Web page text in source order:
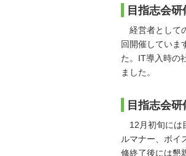
目指志会研
経営者として
回開催していま
た。IT導入時の
ました。
目指志会
12月初旬には
ルマナー、ボイ
修終了後には懇